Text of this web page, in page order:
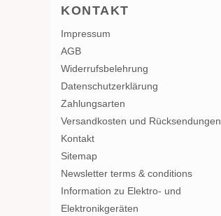
KONTAKT
Impressum
AGB
Widerrufsbelehrung
Datenschutzerklärung
Zahlungsarten
Versandkosten und Rücksendungen
Kontakt
Sitemap
Newsletter terms & conditions
Information zu Elektro- und
Elektronikgeräten